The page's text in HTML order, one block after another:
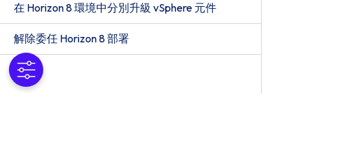
在 Horizon 8 環境中分別升級 vSphere 元件
解除委任 Horizon 8 部署